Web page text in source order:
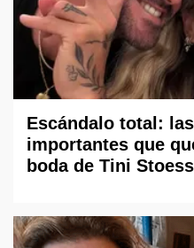
Escándalo total:
importantes que
boda de Tini